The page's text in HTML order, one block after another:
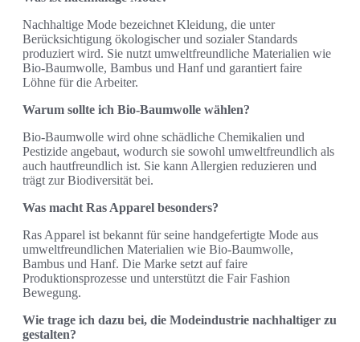
Nachhaltige Mode bezeichnet Kleidung, die unter
Berücksichtigung ökologischer und sozialer Standards
produziert wird. Sie nutzt umweltfreundliche Materialien wie
Bio-Baumwolle, Bambus und Hanf und garantiert faire
Löhne für die Arbeiter.
Warum sollte ich Bio-Baumwolle wählen?
Bio-Baumwolle wird ohne schädliche Chemikalien und
Pestizide angebaut, wodurch sie sowohl umweltfreundlich als
auch hautfreundlich ist. Sie kann Allergien reduzieren und
trägt zur Biodiversität bei.
Was macht Ras Apparel besonders?
Ras Apparel ist bekannt für seine handgefertigte Mode aus
umweltfreundlichen Materialien wie Bio-Baumwolle,
Bambus und Hanf. Die Marke setzt auf faire
Produktionsprozesse und unterstützt die Fair Fashion
Bewegung.
Wie trage ich dazu bei, die Modeindustrie nachhaltiger zu
gestalten?